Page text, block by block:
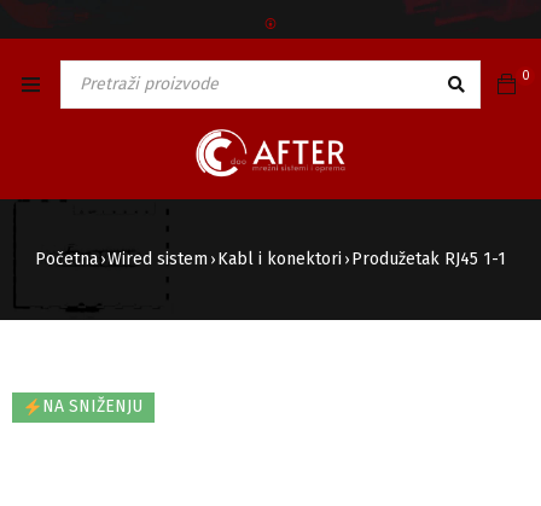
🅯
0
Početna ›Wired sistem › Kabl i konektori › Produžetak RJ45 1-1
NA SNIŽENJU